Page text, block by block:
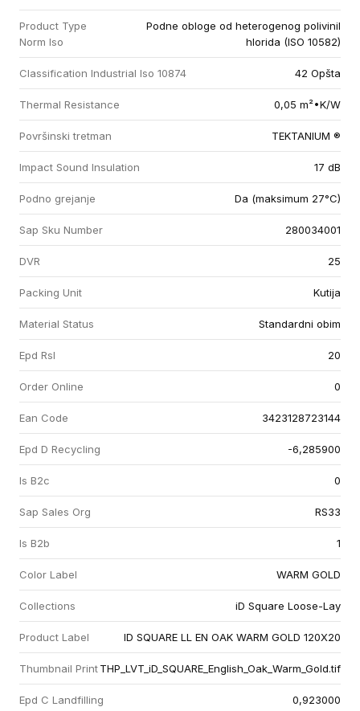
Product Type
Norm Iso
Podne obloge od heterogenog polivinil
hlorida (ISO 10582)
Classification Industrial Iso 10874 42 Opšta
Thermal Resistance 0,05 m²•K/W
Površinski tretman TEKTANIUM ®
Impact Sound Insulation 17 dB
Podno grejanje Da (maksimum 27°C)
Sap Sku Number 280034001
DVR 25
Packing Unit Kutija
Material Status Standardni obim
Epd Rsl 20
Order Online 0
Ean Code 3423128723144
Epd D Recycling -6,285900
Is B2c 0
Sap Sales Org RS33
Is B2b 1
Color Label WARM GOLD
Collections iD Square Loose-Lay
Product Label ID SQUARE LL EN OAK WARM GOLD 120X20
Thumbnail PrintTHP_LVT_iD_SQUARE_English_Oak_Warm_Gold.tif
Epd C Landfilling 0,923000